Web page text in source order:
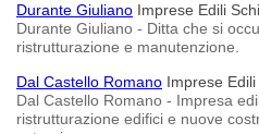
Durante Giuliano Imprese Edili
Durante Giuliano - Ditta che si
ristrutturazione e manutenzione.
Dal Castello Romano Imprese
Dal Castello Romano - Impresa
ristrutturazione edifici e nuove